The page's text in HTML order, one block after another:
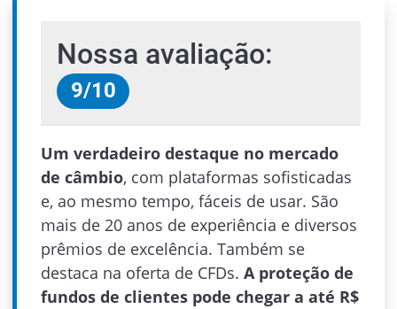
Nossa avaliação:
9/10
Um verdadeiro destaque no mercado
de câmbio, com plataformas sofisticadas
e, ao mesmo tempo, fáceis de usar. São
mais de 20 anos de experiência e diversos
prêmios de excelência. Também se
destaca na oferta de CFDs.A proteção de
fundos de clientes pode chegar a até R$